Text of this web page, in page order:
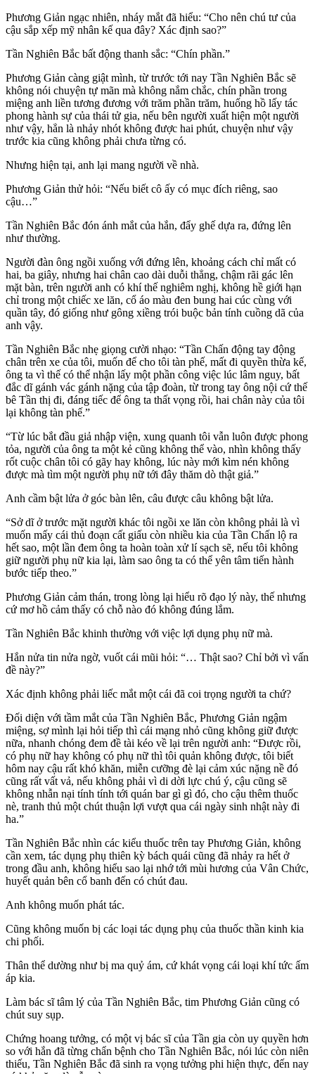
Phương Giản ngạc nhiên, nháy mắt đã hiểu: “Cho nên chú tư của
cậu sắp xếp mỹ nhân kế qua đây? Xác định sao?”
Tần Nghiên Bắc bất động thanh sắc: “Chín phần.”
Phương Giản càng giật mình, từ trước tới nay Tần Nghiên Bắc sẽ
không nói chuyện tự mãn mà không nắm chắc, chín phần trong
miệng anh liền tương đương với trăm phần trăm, huống hồ lấy tác
phong hành sự của thái tử gia, nếu bên người xuất hiện một người
như vậy, hẳn là nhảy nhót không được hai phút, chuyện như vậy
trước kia cũng không phải chưa từng có.
Nhưng hiện tại, anh lại mang người về nhà.
Phương Giản thử hỏi: “Nếu biết cô ấy có mục đích riêng, sao
cậu…”
Tần Nghiên Bắc đón ánh mắt của hắn, đẩy ghế dựa ra, đứng lên
như thường.
Người đàn ông ngồi xuống với đứng lên, khoảng cách chỉ mất có
hai, ba giây, nhưng hai chân cao dài duỗi thẳng, chậm rãi gác lên
mặt bàn, trên người anh có khí thế nghiêm nghị, không hề giới hạn
chỉ trong một chiếc xe lăn, cổ áo màu đen bung hai cúc cùng với
quần tây, đó giống như gông xiềng trói buộc bản tính cuồng dã của
anh vậy.
Tần Nghiên Bắc nhẹ giọng cười nhạo: “Tần Chấn động tay động
chân trên xe của tôi, muốn để cho tôi tàn phế, mất đi quyền thừa kế,
ông ta vì thế có thể nhận lấy một phần công việc lúc lâm nguy, bất
đắc dĩ gánh vác gánh nặng của tập đoàn, từ trong tay ông nội cứ thế
bê Tần thị đi, đáng tiếc để ông ta thất vọng rồi, hai chân này của tôi
lại không tàn phế.”
“Từ lúc bắt đầu giả nhập viện, xung quanh tôi vẫn luôn được phong
tỏa, người của ông ta một kẻ cũng không thể vào, nhìn không thấy
rốt cuộc chân tôi có gãy hay không, lúc này mới kìm nén không
được mà tìm một người phụ nữ tới đây thăm dò thật giả.”
Anh cầm bật lửa ở góc bàn lên, câu được câu không bật lửa.
“Sở dĩ ở trước mặt người khác tôi ngồi xe lăn còn không phải là vì
muốn mấy cái thủ đoạn cất giấu còn nhiều kia của Tần Chấn lộ ra
hết sao, một lần đem ông ta hoàn toàn xử lí sạch sẽ, nếu tôi không
giữ người phụ nữ kia lại, làm sao ông ta có thể yên tâm tiến hành
bước tiếp theo.”
Phương Giản cảm thán, trong lòng lại hiểu rõ đạo lý này, thế nhưng
cứ mơ hồ cảm thấy có chỗ nào đó không đúng lắm.
Tần Nghiên Bắc khinh thường với việc lợi dụng phụ nữ mà.
Hắn nửa tin nửa ngờ, vuốt cái mũi hỏi: “… Thật sao? Chỉ bởi vì vấn
đề này?”
Xác định không phải liếc mắt một cái đã coi trọng người ta chứ?
Đối diện với tầm mắt của Tần Nghiên Bắc, Phương Giản ngậm
miệng, sợ mình lại hỏi tiếp thì cái mạng nhỏ cũng không giữ được
nữa, nhanh chóng đem đề tài kéo về lại trên người anh: “Được rồi,
có phụ nữ hay không có phụ nữ thì tôi quản không được, tôi biết
hôm nay cậu rất khó khăn, miễn cưỡng đè lại cảm xúc nặng nề đó
cũng rất vất vả, nếu không phải vì di dời lực chú ý, cậu cũng sẽ
không nhẫn nại tính tính tới quán bar gì gì đó, cho cậu thêm thuốc
nè, tranh thủ một chút thuận lợi vượt qua cái ngày sinh nhật này đi
ha.”
Tần Nghiên Bắc nhìn các kiểu thuốc trên tay Phương Giản, không
cần xem, tác dụng phụ thiên kỳ bách quái cũng đã nhảy ra hết ở
trong đầu anh, không hiểu sao lại nhớ tới mùi hương của Vân Chức,
huyết quản bên cổ banh đến có chút đau.
Anh không muốn phát tác.
Cũng không muốn bị các loại tác dụng phụ của thuốc thần kinh kia
chi phối.
Thân thể dường như bị ma quỷ ám, cứ khát vọng cái loại khí tức ấm
áp kia.
Làm bác sĩ tâm lý của Tần Nghiên Bắc, tim Phương Giản cũng có
chút suy sụp.
Chứng hoang tưởng, có một vị bác sĩ của Tần gia còn uy quyền hơn
so với hắn đã từng chẩn bệnh cho Tần Nghiên Bắc, nói lúc còn niên
thiếu, Tần Nghiên Bắc đã sinh ra vọng tưởng phi hiện thực, đến nay